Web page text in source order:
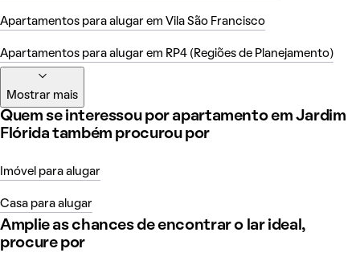
Apartamentos para alugar em Vila São Francisco
Apartamentos para alugar em RP4 (Regiões de Planejamento)
Mostrar mais
Quem se interessou por apartamento em Jardim
Flórida também procurou por
Imóvel para alugar
Casa para alugar
Amplie as chances de encontrar o lar ideal,
procure por